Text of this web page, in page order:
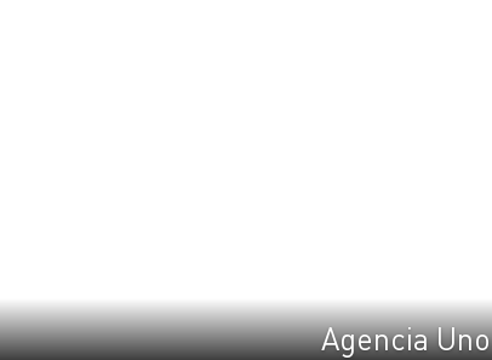
Agencia Uno